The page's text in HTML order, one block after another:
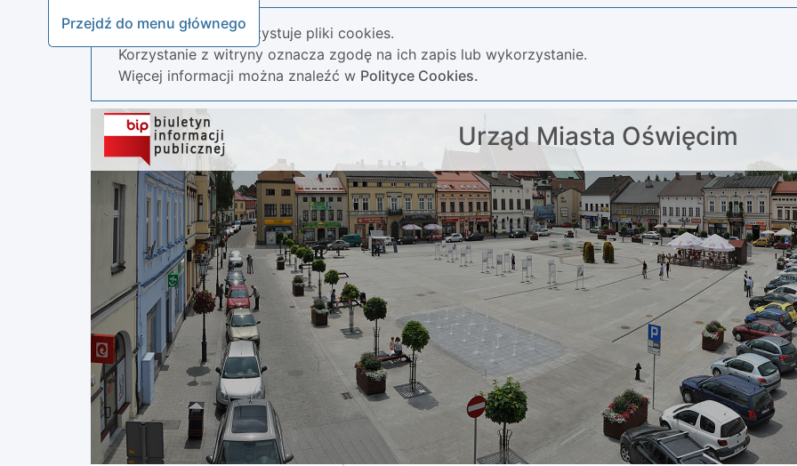
Przejdź do menu głównego
Nasza strona wykorzystuje pliki cookies.
Korzystanie z witryny oznacza zgodę na ich zapis lub wykorzystanie.
Więcej informacji można znaleźć w Polityce Cookies.
Urząd Miasta Oświęcim